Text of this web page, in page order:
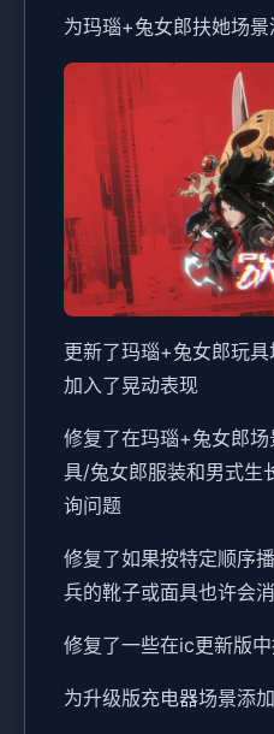
为玛瑙+兔女郎扶她场
更新了玛瑙+兔女郎玩具
加入了晃动表现
修复了在玛瑙+兔女郎
具/兔女郎服装和男式生
询问题
修复了如果按特定顺序
兵的靴子或面具也许会
修复了一些在ic更新版
为升级版充电器场景添